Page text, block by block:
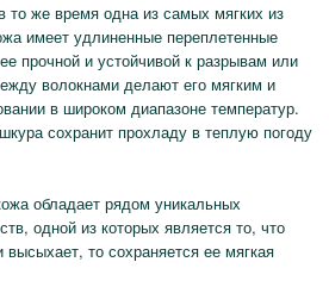
то же время одна из самых мягких из
имеет удлиненные переплетенные
прочной и устойчивой к разрывам или
волокнами делают его мягким и
в широком диапазоне температур.
сохранит прохладу в теплую погоду
обладает рядом уникальных
одной из которых является то, что
то сохраняется ее мягкая